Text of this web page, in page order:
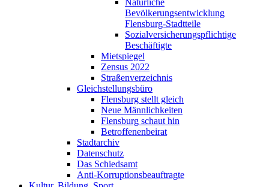
Natürliche
Bevölkerungsentwicklung
Flensburg-Stadtteile
Sozialversicherungspflichtige
Beschäftigte
Mietspiegel
Zensus 2022
Straßenverzeichnis
Gleichstellungsbüro
Flensburg stellt gleich
Neue Männlichkeiten
Flensburg schaut hin
Betroffenenbeirat
Stadtarchiv
Datenschutz
Das Schiedsamt
Anti-Korruptionsbeauftragte